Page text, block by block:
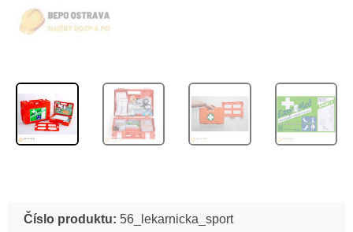
Číslo produktu: 56_lekarnicka_sport